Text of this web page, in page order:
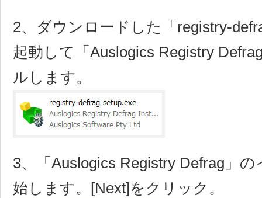
2、ダウンロードした「registry-
起動して「Auslogics Registry
ルします。
3、「Auslogics Registry Defrag」
始します。[Next]をクリック。